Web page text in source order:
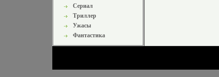
Сериал
Триллер
Ужасы
Фантастика